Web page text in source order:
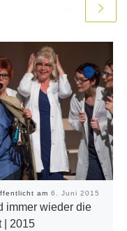
am 6. Juni 2015
immer wieder die
| 2015